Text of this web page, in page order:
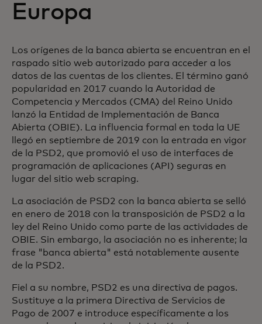
Europa
Los orígenes de la banca abierta se encuentran en el
raspado sitio web autorizado para acceder a los
datos de las cuentas de los clientes. El término ganó
popularidad en 2017 cuando la Autoridad de
Competencia y Mercados (CMA) del Reino Unido
lanzó la Entidad de Implementación de Banca
Abierta (OBIE). La influencia formal en toda la UE
llegó en septiembre de 2019 con la entrada en vigor
de la PSD2, que promovió el uso de interfaces de
programación de aplicaciones (API) seguras en
lugar del sitio web scraping.
La asociación de PSD2 con la banca abierta se selló
en enero de 2018 con la transposición de PSD2 a la
ley del Reino Unido como parte de las actividades de
OBIE. Sin embargo, la asociación no es inherente; la
frase "banca abierta" está notablemente ausente
de la PSD2.
Fiel a su nombre, PSD2 es una directiva de pagos.
Sustituye a la primera Directiva de Servicios de
Pago de 2007 e introduce específicamente a los